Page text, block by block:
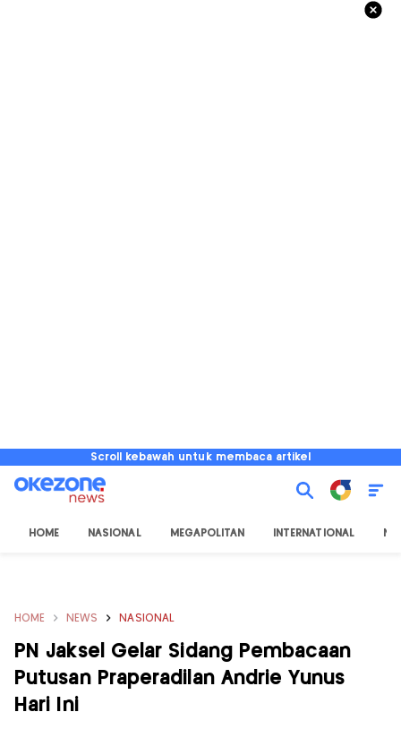
Scroll kebawah untuk membaca artikel
HOME NASIONAL MEGAPOLITAN INTERNATIONAL
HOME NEWS NASIONAL
PN Jaksel Gelar Sidang Pembacaan
Putusan Praperadilan Andrie Yunus
Hari Ini